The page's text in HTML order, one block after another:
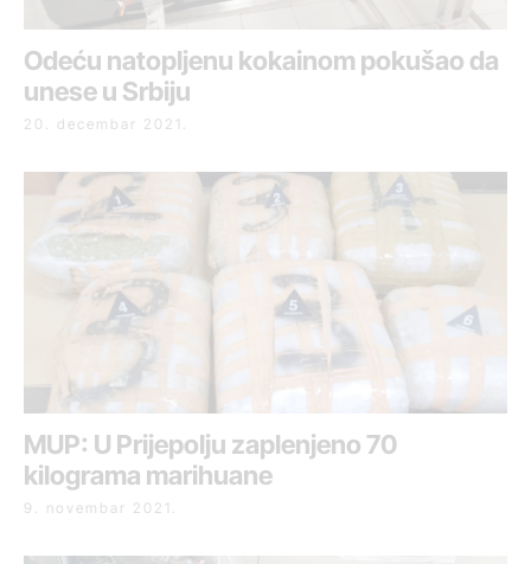
Odeću natopljenu kokainom pokušao da
unese u Srbiju
20. decembar 2021.
MUP: U Prijepolju zaplenjeno 70
kilograma marihuane
9. novembar 2021.